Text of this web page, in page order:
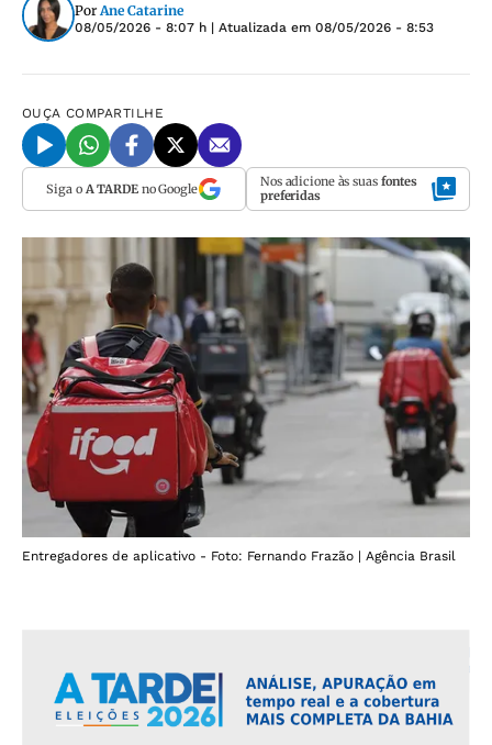
Por Ane Catarine
08/05/2026 - 8:07 h | Atualizada em 08/05/2026 - 8:53
OUÇA COMPARTILHE
Siga o A TARDEno Google Nos adicione às suas fontes
preferidas
Entregadores de aplicativo - Foto: Fernando Frazão | Agência Brasil